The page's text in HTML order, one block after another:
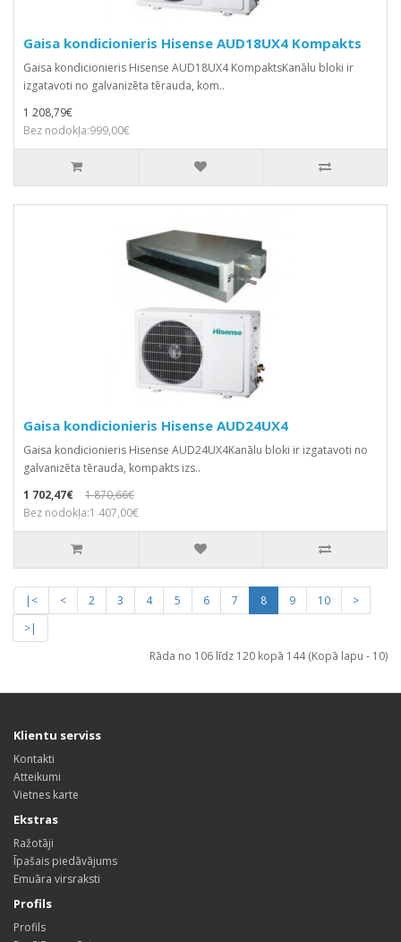
Gaisa kondicionieris Hisense AUD18UX4 Kompakts
Gaisa kondicionieris Hisense AUD18UX4 KompaktsKanālu bloki ir
izgatavoti no galvanizēta tērauda, kom..
1 208,79€
Bez nodokļa:999,00€
Gaisa kondicionieris Hisense AUD24UX4
Gaisa kondicionieris Hisense AUD24UX4Kanālu bloki ir izgatavoti no
galvanizēta tērauda, kompakts izs..
1 702,47€
1 870,66€
Bez nodokļa:1 407,00€
|< < 2 3 4 5 6 7 8 9 10
>
>|
Rāda no 106 līdz 120 kopā 144 (Kopā lapu - 10)
Klientu serviss
Kontakti
Atteikumi
Vietnes karte
Ekstras
Ražotāji
Īpašais piedāvājums
Emuāra virsraksti
Profils
Profils